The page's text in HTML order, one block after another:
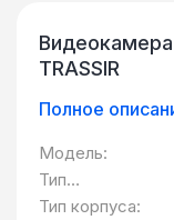
Видеокамера
TRASSIR
Полное
Модель:
Тип
оборудования:
Тип корпуса: